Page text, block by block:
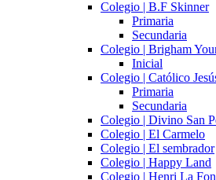
Colegio | B.F Skinner
Primaria
Secundaria
Colegio | Brigham
Inicial
Colegio | Católico
Primaria
Secundaria
Colegio | Divino San
Colegio | El Carmelo
Colegio | El sembrador
Colegio | Happy Land
Colegio | Henri La